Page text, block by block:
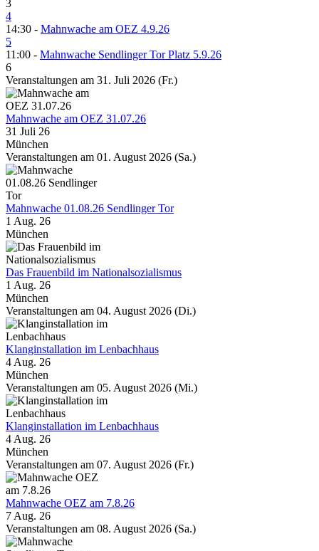
3
4
14:30 - Mahnwache am OEZ 4.9.26
5
11:00 - Mahnwache Sendlinger Tor Platz 5.9.26
6
Veranstaltungen am 31. Juli 2026 (Fr.)
Mahnwache am OEZ 31.07.26
31 Juli 26
München
Veranstaltungen am 01. August 2026 (Sa.)
Mahnwache 01.08.26 Sendlinger Tor
1 Aug. 26
München
Das Frauenbild im Nationalsozialismus
1 Aug. 26
München
Veranstaltungen am 04. August 2026 (Di.)
Klanginstallation im Lenbachhaus
4 Aug. 26
München
Veranstaltungen am 05. August 2026 (Mi.)
Klanginstallation im Lenbachhaus
4 Aug. 26
München
Veranstaltungen am 07. August 2026 (Fr.)
Mahnwache OEZ am 7.8.26
7 Aug. 26
Veranstaltungen am 08. August 2026 (Sa.)